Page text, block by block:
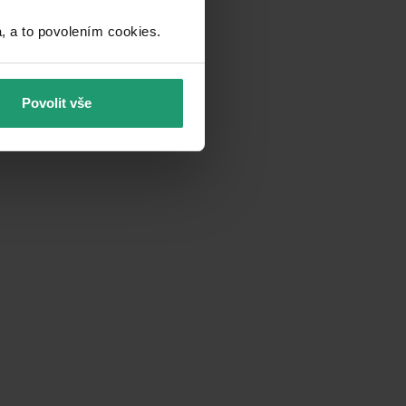
a to povolením cookies.​
Povolit vše